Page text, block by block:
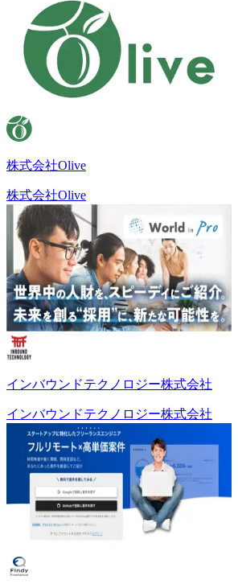
株式会社Olive
株式会社Olive
インバウンドテクノロジー株式会社
インバウンドテクノロジー株式会社